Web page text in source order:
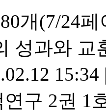
개(7/24페
성과와 교
15:34
구 2권 1